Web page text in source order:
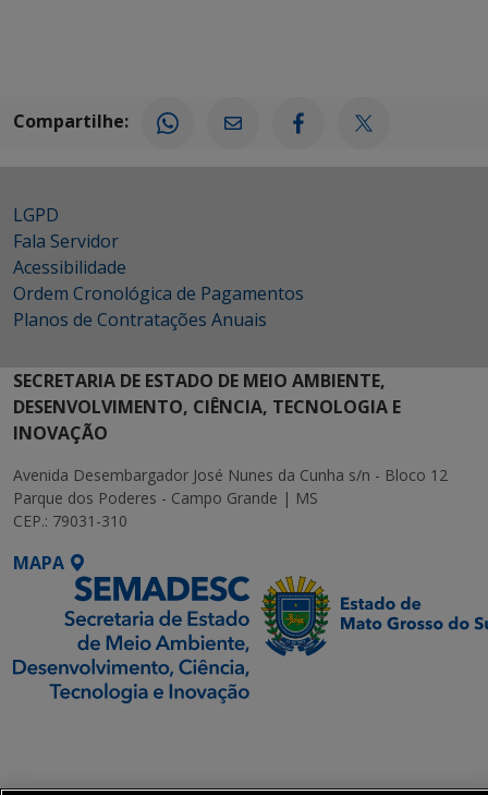
Compartilhe:
LGPD
Fala Servidor
Acessibilidade
Ordem Cronológica de Pagamentos
Planos de Contratações Anuais
SECRETARIA DE ESTADO DE MEIO AMBIENTE,
DESENVOLVIMENTO, CIÊNCIA, TECNOLOGIA E
INOVAÇÃO
Avenida Desembargador José Nunes da Cunha s/n - Bloco 12
Parque dos Poderes - Campo Grande | MS
CEP.: 79031-310
MAPA
Transformação Digital